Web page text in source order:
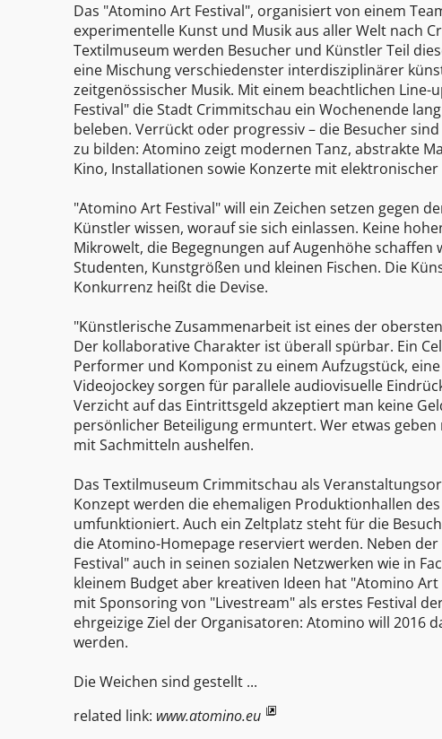
Das "Atomino Art Festival", organisiert von einem
experimentelle Kunst und Musik aus aller Welt nach
Textilmuseum werden Besucher und Künstler Teil
eine Mischung verschiedenster interdisziplinärer
zeitgenössischer Musik. Mit einem beachtlichen
Festival" die Stadt Crimmitschau ein Wochenende
beleben. Verrückt oder progressiv – die Besucher
zu bilden: Atomino zeigt modernen Tanz, abstrakte
Kino, Installationen sowie Konzerte mit
"Atomino Art Festival" will ein Zeichen setzen gegen
Künstler wissen, worauf sie sich einlassen. Keine
Mikrowelt, die Begegnungen auf Augenhöhe
Studenten, Kunstgrößen und kleinen Fischen. Die
Konkurrenz heißt die Devise.
"Künstlerische Zusammenarbeit ist eines der
Der kollaborative Charakter ist überall spürbar. Ein
Performer und Komponist zu einem Aufzugstück,
Videojockey sorgen für parallele audiovisuelle
Verzicht auf das Eintrittsgeld akzeptiert man keine
persönlicher Beteiligung ermuntert. Wer etwas
mit Sachmitteln aushelfen.
Das Textilmuseum Crimmitschau als
Konzept werden die ehemaligen Produktionhallen
umfunktioniert. Auch ein Zeltplatz steht für die
die Atomino-Homepage reserviert werden. Neben
Festival" auch in seinen sozialen Netzwerken wie in
kleinem Budget aber kreativen Ideen hat "Atomino
mit Sponsoring von "Livestream" als erstes Festival
ehrgeizige Ziel der Organisatoren: Atomino will 2016
werden.
Die Weichen sind gestellt ...
related link: www.atomino.eu